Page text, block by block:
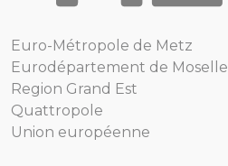
Euro-Métropole de Metz
Eurodépartement de Moselle
Region Grand Est
Quattropole
Union européenne